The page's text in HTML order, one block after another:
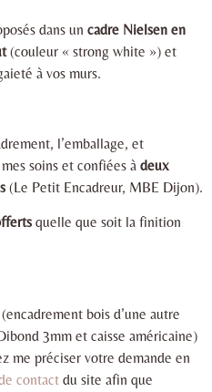
dans un cadre Nielsen en
(couleur « strong white ») et
à vos murs.
l’emballage, et
soins et confiées à deux
(Le Petit Encadreur, MBE Dijon).
quelle que soit la finition
bois d’une autre
3mm et caisse américaine)
me préciser votre demande en
contact du site afin que